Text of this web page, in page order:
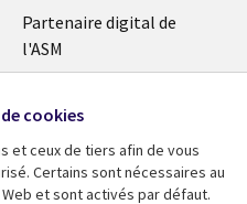
Partenaire digital de
l'ASM
Fusions
cookies
et ceux de tiers afin de vous
Certains sont nécessaires au
et sont activés par défaut.